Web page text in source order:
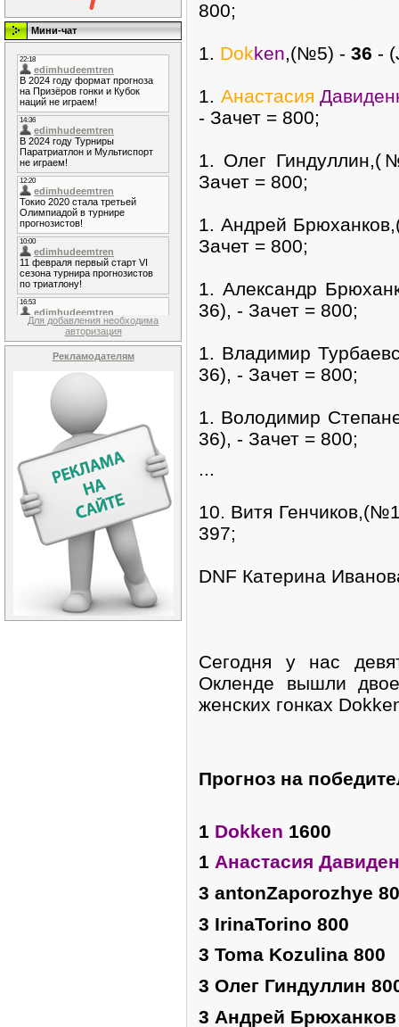
Мини-чат
Для добавления необходима
авторизация
Рекламодателям
800;
1. Dokken,(№5) - 36 -
1. Анастасия
- Зачет = 800;
1. Олег
Зачет = 800;
1. Андрей
Зачет = 800;
1. Александр
36), - Зачет = 800;
1. Владимир
36), - Зачет = 800;
1. Володимир
36), - Зачет = 800;
...
10. Витя
397;
DNF Катерина
Сегодня у нас
Окленде вышли
женских гонках
Прогноз на
1 Dokken 1600
1 Анастасия
3 antonZaporozhye
3 IrinaTorino 800
3 Toma Kozulina 800
3 Олег Гиндуллин
3 Андрей Брюханков